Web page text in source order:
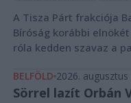
A Tisza Párt frakciója
Bíróság korábbi
róla kedden szavaz a
BELFÖLD 2026. augusztus
Sörrel lazít Orbán